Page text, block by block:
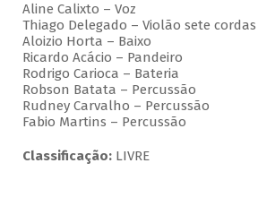
Aline Calixto – Voz
Thiago Delegado – Violão sete
Aloizio Horta – Baixo
Ricardo Acácio – Pandeiro
Rodrigo Carioca – Bateria
Robson Batata – Percussão
Rudney Carvalho – Percussão
Fabio Martins – Percussão
Classificação:LIVRE